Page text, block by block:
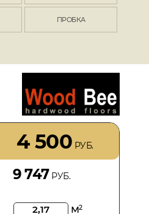
ПРОБКА
4 500 РУБ.
9 747 РУБ.
м2